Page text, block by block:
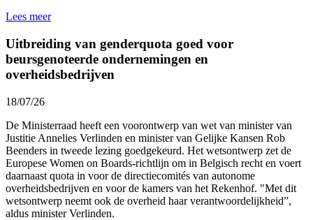
Lees meer
Uitbreiding van genderquota goed voor
beursgenoteerde ondernemingen en
overheidsbedrijven
18/07/26
De Ministerraad heeft een voorontwerp van wet van minister van
Justitie Annelies Verlinden en minister van Gelijke Kansen Rob
Beenders in tweede lezing goedgekeurd. Het wetsontwerp zet de
Europese Women on Boards-richtlijn om in Belgisch recht en voert
daarnaast quota in voor de directiecomités van autonome
overheidsbedrijven en voor de kamers van het Rekenhof. "Met dit
wetsontwerp neemt ook de overheid haar verantwoordelijkheid”,
aldus minister Verlinden.